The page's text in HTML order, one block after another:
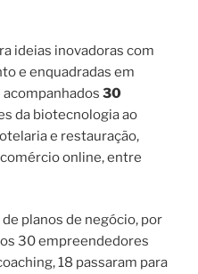
ideias inovadoras com
e enquadradas em
30
da biotecnologia ao
e restauração,
online, entre
planos de negócio, por
30 empreendedores
18 passaram para